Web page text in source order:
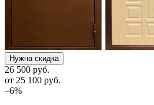
Нужна скидка
26 500 руб.
от 25 100 руб.
–6%